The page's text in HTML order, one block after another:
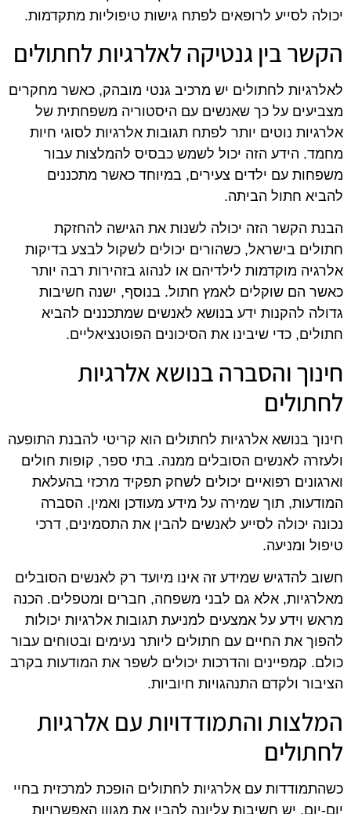
יכולה לסייע לרופאים לפתח גישות טיפוליות מתקדמות.
הקשר בין גנטיקה לאלרגיות לחתולים
לאלרגיות לחתולים יש מרכיב גנטי מובהק, כאשר מחקרים
מצביעים על כך שאנשים עם היסטוריה משפחתית של
אלרגיות נוטים יותר לפתח תגובות אלרגיות לסוגי חיות
מחמד. הידע הזה יכול לשמש כבסיס להמלצות עבור
משפחות עם ילדים צעירים, במיוחד כאשר מתכננים
להביא חתול הביתה.
הבנת הקשר הזה יכולה לשנות את הגישה להחזקת
חתולים בישראל, כשהורים יכולים לשקול לבצע בדיקות
אלרגיה מוקדמות לילדיהם או לנהוג בזהירות רבה יותר
כאשר הם שוקלים לאמץ חתול. בנוסף, ישנה חשיבות
גדולה להקנות ידע בנושא לאנשים שמתכננים להביא
חתולים, כדי שיבינו את הסיכונים הפוטנציאליים.
חינוך והסברה בנושא אלרגיות
לחתולים
חינוך בנושא אלרגיות לחתולים הוא קריטי להבנת התופעה
ולעזרה לאנשים הסובלים ממנה. בתי ספר, קופות חולים
וארגונים רפואיים יכולים לשחק תפקיד מרכזי בהעלאת
המודעות, תוך שמירה על מידע מעודכן ואמין. הסברה
נכונה יכולה לסייע לאנשים להבין את התסמינים, דרכי
טיפול ומניעה.
חשוב להדגיש שמידע זה אינו מיועד רק לאנשים הסובלים
מאלרגיות, אלא גם לבני משפחה, חברים ומטפלים. הכנה
מראש וידע על אמצעים למניעת תגובות אלרגיות יכולות
להפוך את החיים עם חתולים ליותר נעימים ובטוחים עבור
כולם. קמפיינים והדרכות יכולים לשפר את המודעות בקרב
הציבור ולקדם התנהגויות חיוביות.
המלצות והתמודדויות עם אלרגיות
לחתולים
כשהתמודדות עם אלרגיות לחתולים הופכת למרכזית בחיי
יום-יום, יש חשיבות עליונה להבין את מגוון האפשרויות